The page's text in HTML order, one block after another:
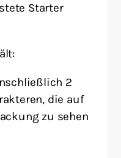
Starter
2
die auf
zu sehen